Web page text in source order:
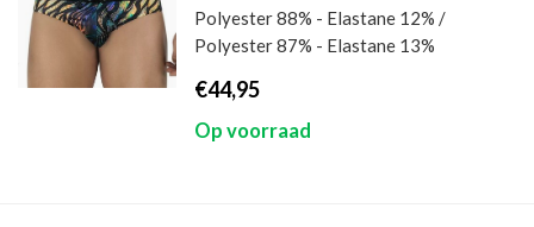
Polyester 88% - Elastane 12% /
Polyester 87% - Elastane 13%
€44,95
Op voorraad